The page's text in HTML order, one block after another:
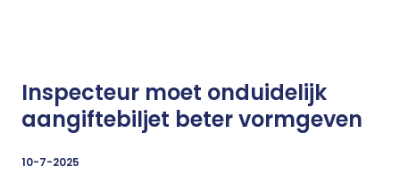
Inspecteur moet onduidelijk
aangiftebiljet beter vormgeven
10-7-2025